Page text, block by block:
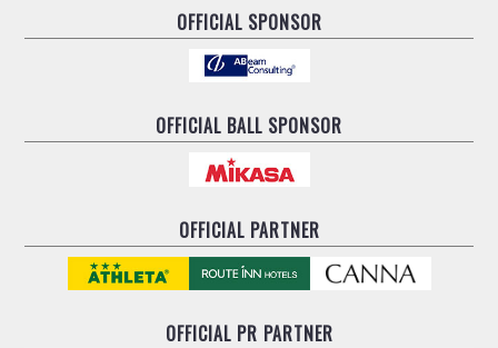
OFFICIAL SPONSOR
OFFICIAL BALL SPONSOR
OFFICIAL PARTNER
OFFICIALPR PARTNER